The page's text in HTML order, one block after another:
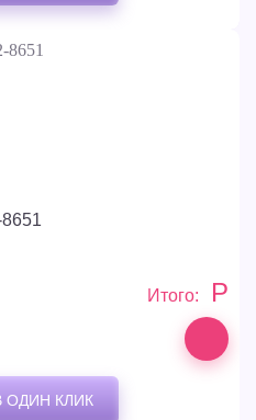
Итого: Р
ОДИН КЛИК